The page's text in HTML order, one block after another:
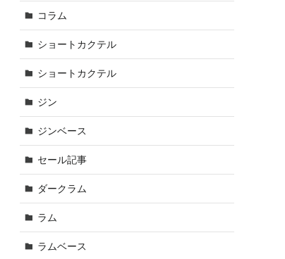
コラム
ショートカクテル
ショートカクテル
ジン
ジンベース
セール記事
ダークラム
ラム
ラムベース